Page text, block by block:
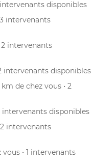
intervenants disponibles
3 intervenants
2 intervenants
intervenants disponibles
km de chez vous • 2
intervenants disponibles
2 intervenants
vous • 1 intervenants